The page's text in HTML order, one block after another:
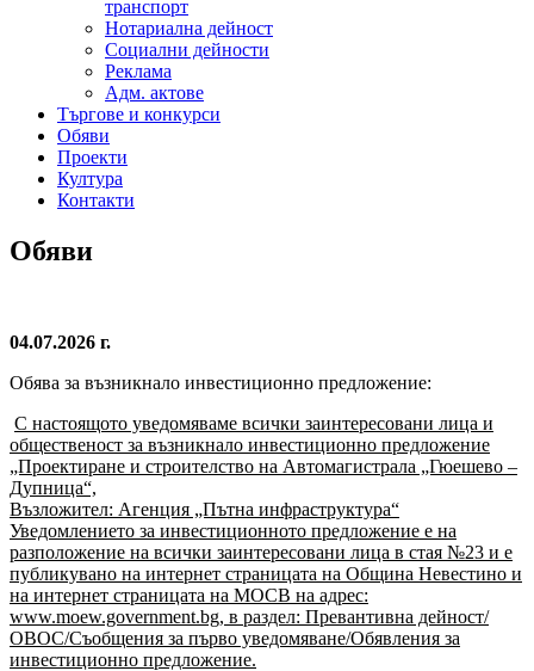
транспорт
Нотариална дейност
Социални дейности
Реклама
Адм. актове
Търгове и конкурси
Обяви
Проекти
Култура
Контакти
Обяви
04.07.2026 г.
Обява за възникнало инвестиционно предложение:
С настоящото уведомяваме всички заинтересовани лица и
общественост за възникнало инвестиционно предложение
„Проектиране и строителство на Автомагистрала „Гюешево –
Дупница“,
Възложител: Агенция „Пътна инфраструктура“
Уведомлението за инвестиционното предложение е на
разположение на всички заинтересовани лица в стая №23 и е
публикувано на интернет страницата на Община Невестино и
на интернет страницата на МОСВ на адрес:
www.moew.government.bg, в раздел: Превантивна дейност/
ОВОС/Съобщения за първо уведомяване/Обявления за
инвестиционно предложение.